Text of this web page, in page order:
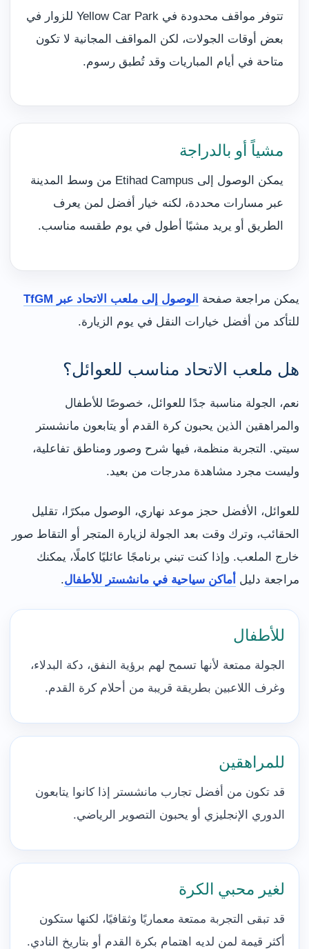
تتوفر مواقف محدودة في Yellow Car Park للزوار في
بعض أوقات الجولات، لكن المواقف المجانية لا تكون
متاحة في أيام المباريات وقد تُطبق رسوم.
مشياً أو بالدراجة
يمكن الوصول إلى Etihad Campus من وسط المدينة
عبر مسارات محددة، لكنه خيار أفضل لمن يعرف
الطريق أو يريد مشيًا أطول في يوم طقسه مناسب.
يمكن مراجعة صفحة الوصول إلى ملعب الاتحاد عبر TfGM
للتأكد من أفضل خيارات النقل في يوم الزيارة.
هل ملعب الاتحاد مناسب للعوائل؟
نعم، الجولة مناسبة جدًا للعوائل، خصوصًا للأطفال
والمراهقين الذين يحبون كرة القدم أو يتابعون مانشستر
سيتي. التجربة منظمة، فيها شرح وصور ومناطق تفاعلية،
وليست مجرد مشاهدة مدرجات من بعيد.
للعوائل، الأفضل حجز موعد نهاري، الوصول مبكرًا، تقليل
الحقائب، وترك وقت بعد الجولة لزيارة المتجر أو التقاط صور
خارج الملعب. وإذا كنت تبني برنامجًا عائليًا كاملًا، يمكنك
مراجعة دليل أماكن سياحية في مانشستر للأطفال.
للأطفال
الجولة ممتعة لأنها تسمح لهم برؤية النفق، دكة البدلاء،
وغرف اللاعبين بطريقة قريبة من أحلام كرة القدم.
للمراهقين
قد تكون من أفضل تجارب مانشستر إذا كانوا يتابعون
الدوري الإنجليزي أو يحبون التصوير الرياضي.
لغير محبي الكرة
قد تبقى التجربة ممتعة معماريًا وثقافيًا، لكنها ستكون
أكثر قيمة لمن لديه اهتمام بكرة القدم أو بتاريخ النادي.